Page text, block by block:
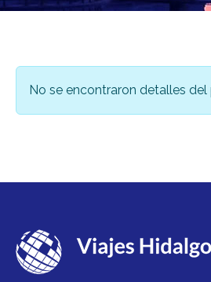
No se encontraron detalles del